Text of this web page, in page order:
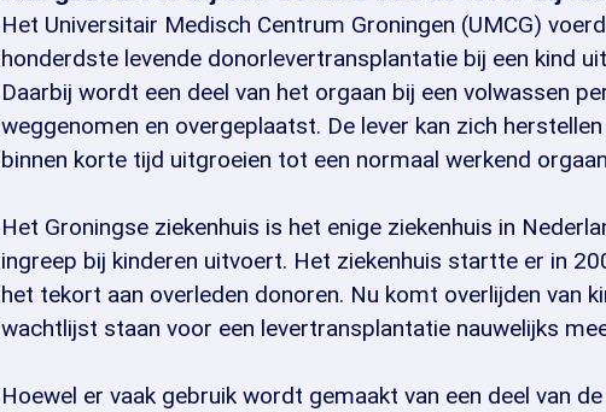
Het Universitair Medisch Centrum Groningen (UMCG)
honderdste levende donorlevertransplantatie bij een kind
Daarbij wordt een deel van het orgaan bij een volwassen
weggenomen en overgeplaatst. De lever kan zich
binnen korte tijd uitgroeien tot een normaal werkend
Het Groningse ziekenhuis is het enige ziekenhuis in
ingreep bij kinderen uitvoert. Het ziekenhuis startte er in
het tekort aan overleden donoren. Nu komt overlijden van
wachtlijst staan voor een levertransplantatie nauwelijks
Hoewel er vaak gebruik wordt gemaakt van een deel van